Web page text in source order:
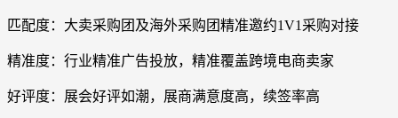
匹配度：大卖采购团及海外采购团精准邀约1V1采购对接
精准度：行业精准广告投放，精准覆盖跨境电商卖家
好评度：展会好评如潮，展商满意度高，续签率高